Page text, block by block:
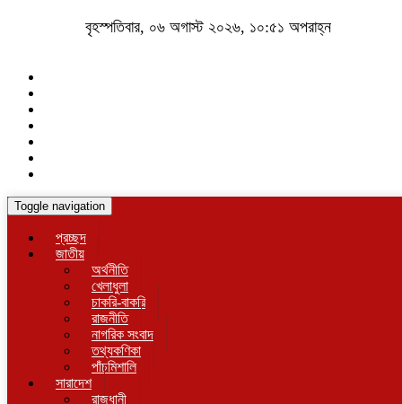
বৃহস্পতিবার, ০৬ অগাস্ট ২০২৬, ১০:৫১ অপরাহ্ন
Toggle navigation
প্রচ্ছদ
জাতীয়
অর্থনীতি
খেলাধুলা
চাকরি-বাকরি
রাজনীতি
নাগরিক সংবাদ
তথ্যকণিকা
পাঁচমিশালি
সারাদেশ
রাজধানী